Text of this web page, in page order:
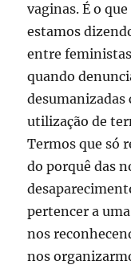
vaginas. É o
estamos
entre
quando
utilização de
Termos que só
do porquê das
pertencer a
nos
nos